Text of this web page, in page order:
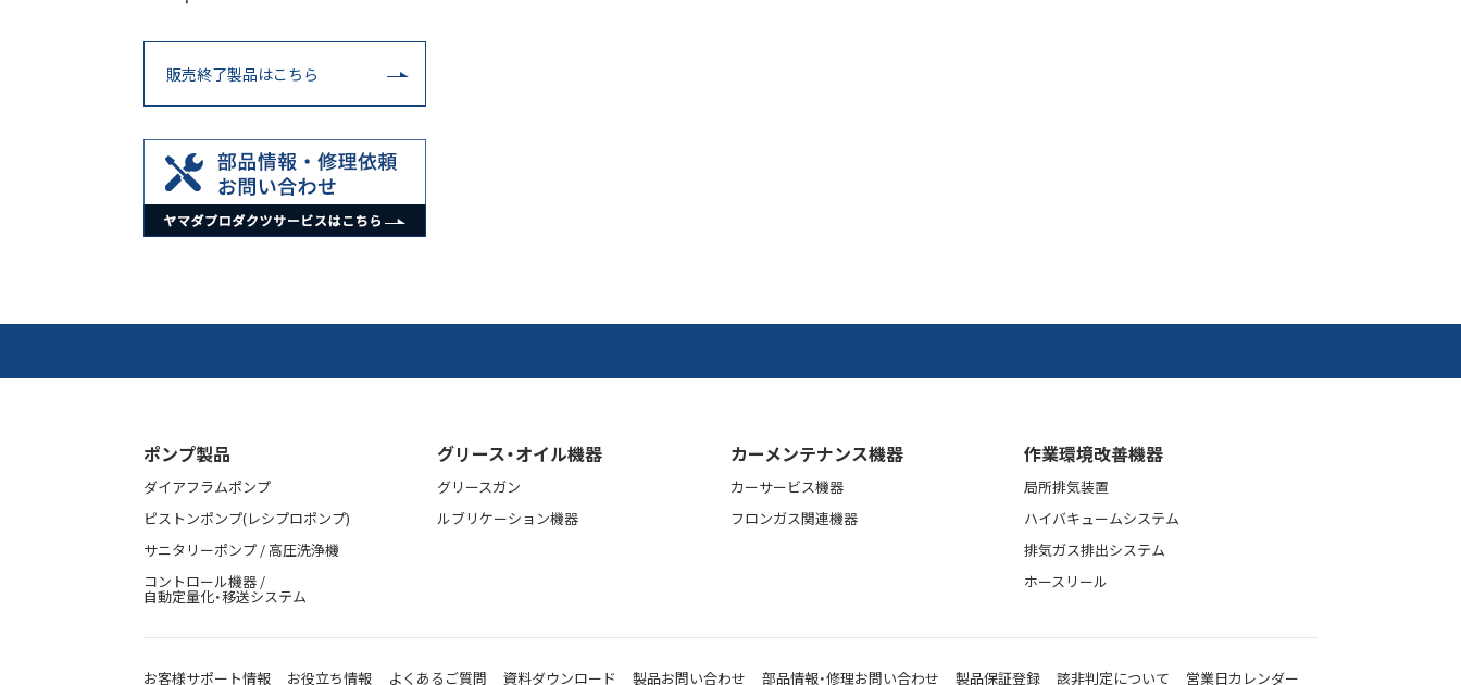
販売終了製品はこちら
ポンプ製品
ダイアフラムポンプ
ピストンポンプ(レシプロポンプ)
サニタリーポンプ / 高圧洗浄機
コントロール機器 /
自動定量化・移送システム
グリース・オイル機器
グリースガン
ルブリケーション機器
カーメンテナンス機器
カーサービス機器
フロンガス関連機器
作業環境改善機器
局所排気装置
ハイバキュームシステム
排気ガス排出システム
ホースリール
お客様サポート情報 お役立ち情報 よくあるご質問 資料ダウンロード 製品お問い合わせ 部品情報・修理お問い合わせ 製品保証登録 該非判定について 営業日カレンダー